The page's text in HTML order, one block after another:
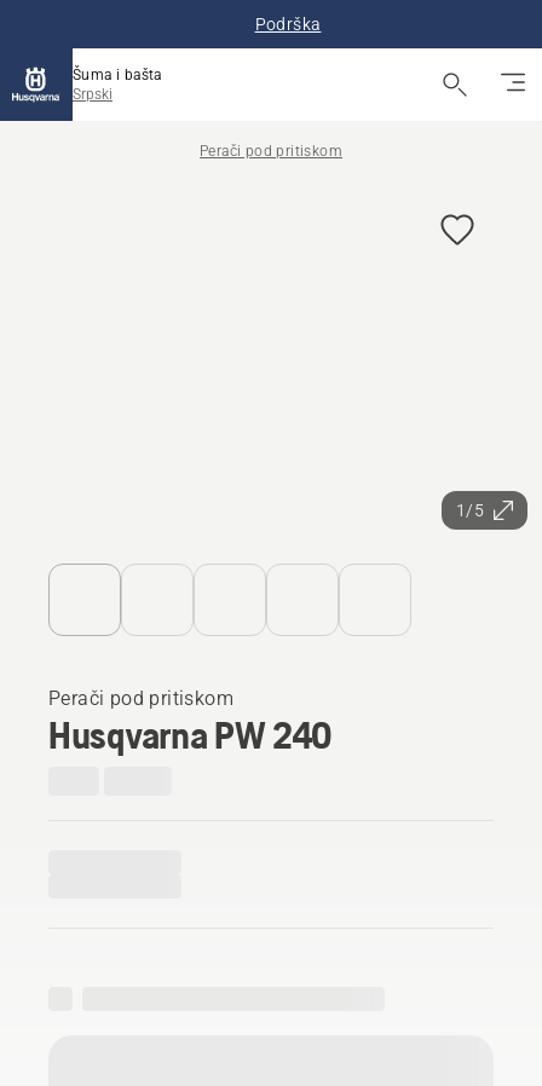
Podrška
Šuma i bašta
Srpski
Perači pod pritiskom
1/5
Perači pod pritiskom
Husqvarna PW 240